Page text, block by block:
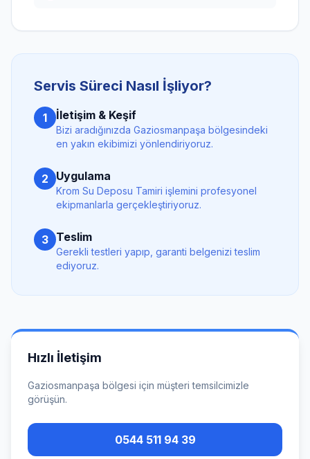
Servis Süreci Nasıl İşliyor?
1 İletişim & Keşif
Bizi aradığınızda Gaziosmanpaşa bölgesindeki
en yakın ekibimizi yönlendiriyoruz.
2 Uygulama
Krom Su Deposu Tamiri işlemini profesyonel
ekipmanlarla gerçekleştiriyoruz.
3 Teslim
Gerekli testleri yapıp, garanti belgenizi teslim
ediyoruz.
Hızlı İletişim
Gaziosmanpaşa bölgesi için müşteri temsilcimizle
görüşün.
0544 511 94 39